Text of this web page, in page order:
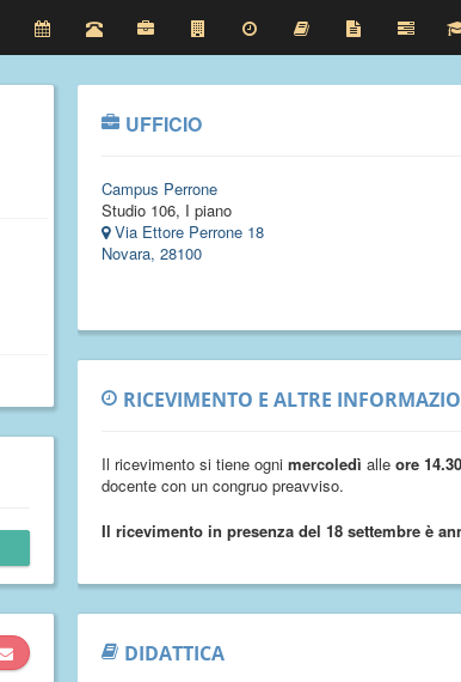
UFFICIO
Campus Perrone
Studio 106, I piano
Via Ettore Perrone 18
Novara, 28100
RICEVIMENTO E ALTRE
Il ricevimento si tiene ogni mercoledì alle ore 14.30
docente con un congruo preavviso.
Il ricevimento in presenza del 18 settembre è
DIDATTICA